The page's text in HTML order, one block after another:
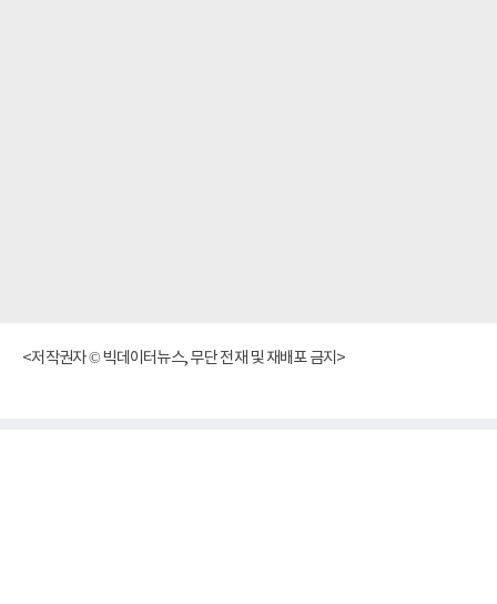
<저작권자 © 빅데이터뉴스, 무단 전재 및 재배포 금지>